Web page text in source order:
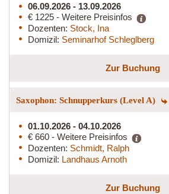
06.09.2026 - 13.09.2026
€ 1225 - Weitere Preisinfos
Dozenten: Stock, Ina
Domizil: Seminarhof Schleglberg
Zur Buchung
Saxophon: Schnupperkurs (Level A)
01.10.2026 - 04.10.2026
€ 660 - Weitere Preisinfos
Dozenten: Schmidt, Ralph
Domizil: Landhaus Arnoth
Zur Buchung